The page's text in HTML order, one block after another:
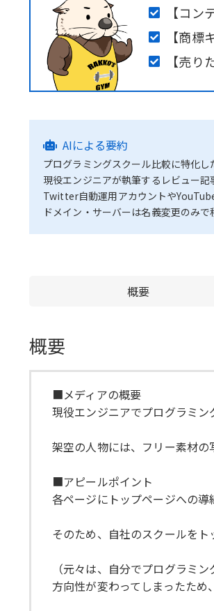
【コ
【商
【売
AIによる要約
プログラミングスクール比較に特化し
現役エンジニアが執筆するレビュー
Twitter自動運用アカウントや
ドメイン・サーバーは名義変更のみ
概要
概要
■メディアの概要
現役エンジニアでプログラミン
架空の人物には、フリー素材の
■アピールポイント
各ページにトップページへの導
そのため、自社のスクールを
（元々は、自分でプログラミ
方向性が変わってしまったため